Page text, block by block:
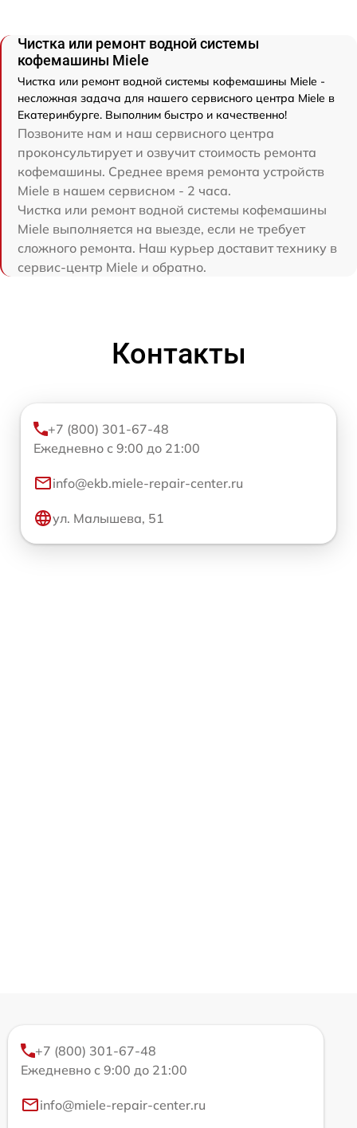
Чистка или ремонт водной системы
кофемашины Miele
Чистка или ремонт водной системы кофемашины Miele -
несложная задача для нашего сервисного центра Miele в
Екатеринбурге. Выполним быстро и качественно!
Позвоните нам и наш сервисного центра
проконсультирует и озвучит стоимость ремонта
кофемашины. Среднее время ремонта устройств
Miele в нашем сервисном - 2 часа.
Чистка или ремонт водной системы кофемашины
Miele выполняется на выезде, если не требует
сложного ремонта. Наш курьер доставит технику в
сервис-центр Miele и обратно.
Контакты
+7 (800) 301-67-48
Ежедневно с 9:00 до 21:00
info@ekb.miele-repair-center.ru
ул. Малышева, 51
+7 (800) 301-67-48
Ежедневно с 9:00 до 21:00
info@miele-repair-center.ru